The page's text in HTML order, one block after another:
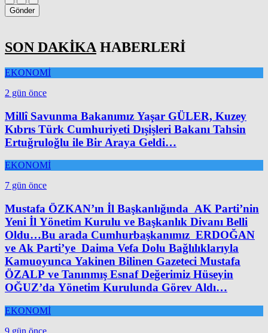
Gönder
SON DAKİKA HABERLERİ
EKONOMİ
2 gün önce
Millî Savunma Bakanımız Yaşar GÜLER, Kuzey
Kıbrıs Türk Cumhuriyeti Dışişleri Bakanı Tahsin
Ertuğruloğlu ile Bir Araya Geldi…
EKONOMİ
7 gün önce
Mustafa ÖZKAN’ın İl Başkanlığında AK Parti’nin
Yeni İl Yönetim Kurulu ve Başkanlık Divanı Belli
Oldu…Bu arada Cumhurbaşkanımız ERDOĞAN
ve Ak Parti’ye Daima Vefa Dolu Bağlılıklarıyla
Kamuoyunca Yakinen Bilinen Gazeteci Mustafa
ÖZALP ve Tanınmış Esnaf Değerimiz Hüseyin
OĞUZ’da Yönetim Kurulunda Görev Aldı…
EKONOMİ
9 gün önce